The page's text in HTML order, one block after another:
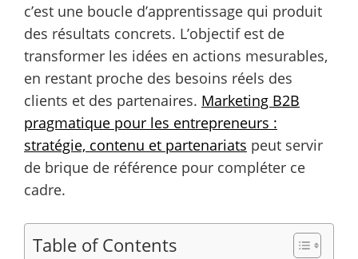
c’est une boucle d’apprentissage qui produit
des résultats concrets. L’objectif est de
transformer les idées en actions mesurables,
en restant proche des besoins réels des
clients et des partenaires. Marketing B2B
pragmatique pour les entrepreneurs :
stratégie, contenu et partenariats peut servir
de brique de référence pour compléter ce
cadre.
Table of Contents